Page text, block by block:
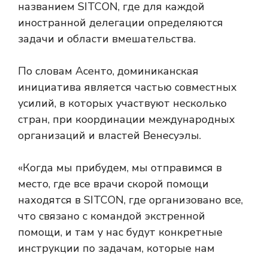
названием SITCON, где для каждой
иностранной делегации определяются
задачи и области вмешательства.
По словам Асенто, доминиканская
инициатива является частью совместных
усилий, в которых участвуют несколько
стран, при координации международных
организаций и властей Венесуэлы.
«Когда мы прибудем, мы отправимся в
место, где все врачи скорой помощи
находятся в SITCON, где организовано все,
что связано с командой экстренной
помощи, и там у нас будут конкретные
инструкции по задачам, которые нам